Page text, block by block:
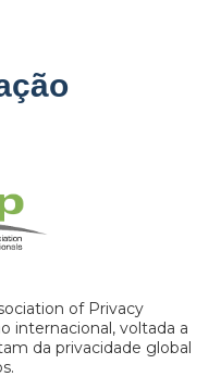
of Privacy
internacional, voltada a
da privacidade global